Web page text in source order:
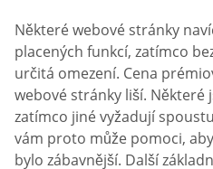
Některé webové stránky
placených funkcí, zatímco
určitá omezení. Cena
webové stránky liší. Některé
zatímco jiné vyžadují
vám proto může pomoci,
bylo zábavnější. Další